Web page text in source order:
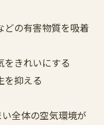
どの有害物質を吸着
をきれいにする
を抑える
全体の空気環境が